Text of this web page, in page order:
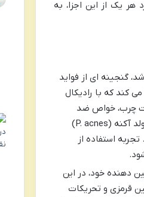
هر یک از این اجزا، به
گنجینه ای از فواید
می کند که با رادیکال
چرب، خواص ضد
التهابی و ضد باکتریایی آن بسیار کلیدی است. این عصاره به مهار فعالیت باکتری های مولد آکنه (P. acnes)
استفاده از
دهنده خود، در این
قرمزی و تحریکات